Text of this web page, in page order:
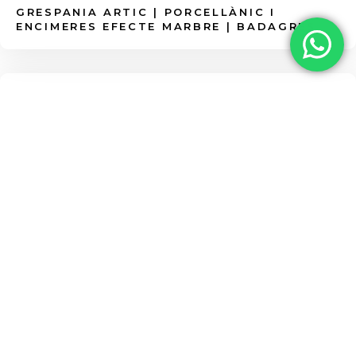
floridura.
GRESPANIA ARTIC | PORCELLÀNIC I
ENCIMERES EFECTE MARBRE | BADAGRES